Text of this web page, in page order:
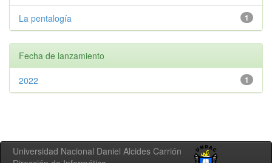
1
La pentalogía
Fecha de lanzamiento
1
2022
Universidad Nacional Daniel Alcides Carrión